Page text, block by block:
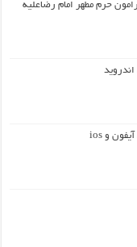
حرم مطهر امام رضاعليه